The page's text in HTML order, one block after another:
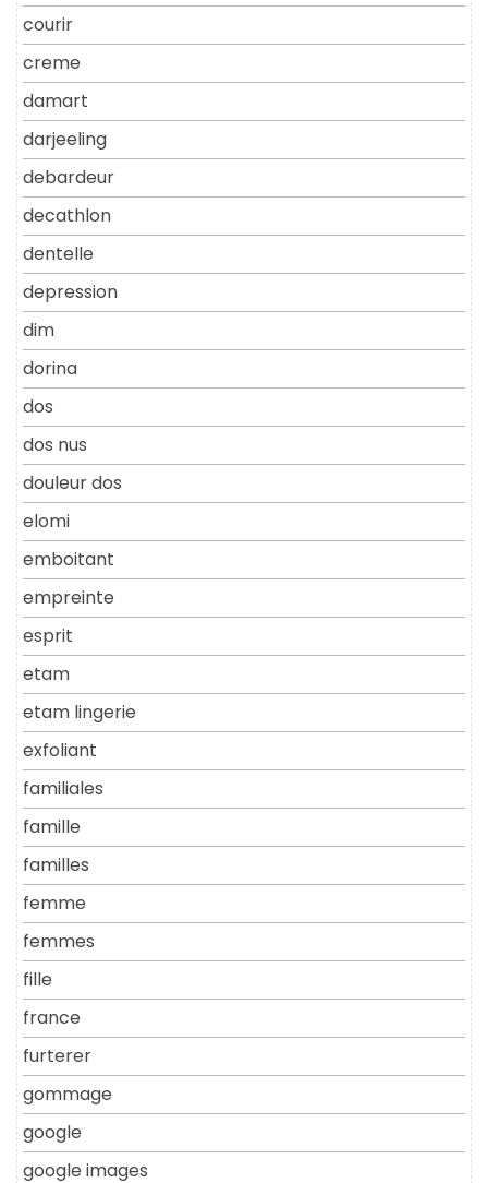
courir
creme
damart
darjeeling
debardeur
decathlon
dentelle
depression
dim
dorina
dos
dos nus
douleur dos
elomi
emboitant
empreinte
esprit
etam
etam lingerie
exfoliant
familiales
famille
familles
femme
femmes
fille
france
furterer
gommage
google
google images